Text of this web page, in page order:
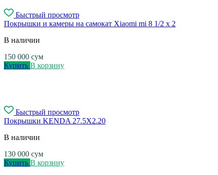
Быстрый просмотр
Покрышки и камеры на самокат Xiaomi mi 8 1/2 x 2
В наличии
150 000 сум
Купить В корзину
Быстрый просмотр
Покрышки KENDA 27.5X2.20
В наличии
130 000 сум
Купить В корзину